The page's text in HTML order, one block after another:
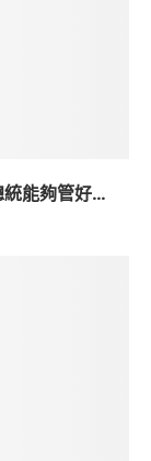
能夠管好...